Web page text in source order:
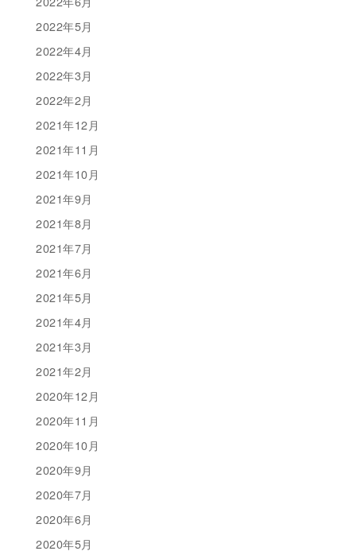
2022年5月
2022年4月
2022年3月
2022年2月
2021年12月
2021年11月
2021年10月
2021年9月
2021年8月
2021年7月
2021年6月
2021年5月
2021年4月
2021年3月
2021年2月
2020年12月
2020年11月
2020年10月
2020年9月
2020年7月
2020年6月
2020年5月